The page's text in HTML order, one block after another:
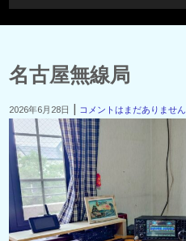
名古屋無線局
2026年6月28日 | コメントはまだありません